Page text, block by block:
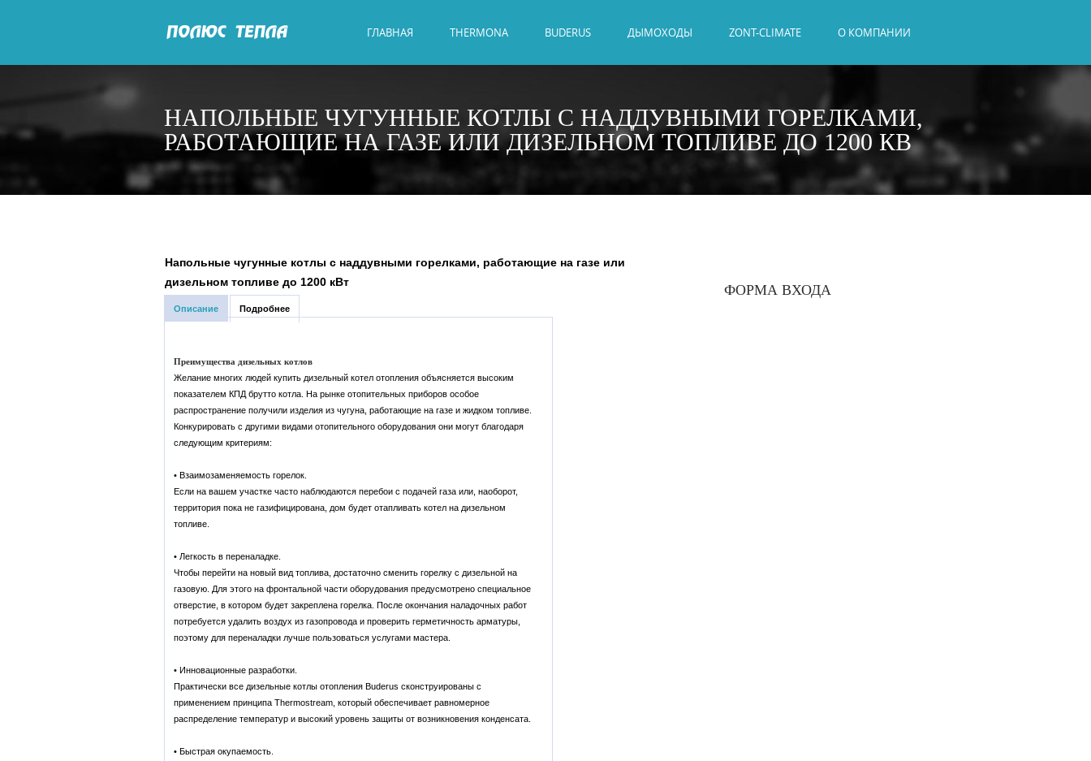
ГЛАВНАЯ THERMONA BUDERUS ДЫМОХОДЫ ZONT-CLIMATE О КОМПАНИИ
НАПОЛЬНЫЕ ЧУГУННЫЕ КОТЛЫ С НАДДУВНЫМИ ГОРЕЛКАМИ,
РАБОТАЮЩИЕ НА ГАЗЕ ИЛИ ДИЗЕЛЬНОМ ТОПЛИВЕ ДО 1200 КВ
Напольные чугунные котлы с наддувными горелками, работающие на газе или
дизельном топливе до 1200 кВт
Описание Подробнее
Преимущества дизельных котлов
Желание многих людей купить дизельный котел отопления объясняется высоким
показателем КПД брутто котла. На рынке отопительных приборов особое
распространение получили изделия из чугуна, работающие на газе и жидком топливе.
Конкурировать с другими видами отопительного оборудования они могут благодаря
следующим критериям:
• Взаимозаменяемость горелок.
Если на вашем участке часто наблюдаются перебои с подачей газа или, наоборот,
территория пока не газифицирована, дом будет отапливать котел на дизельном
топливе.
• Легкость в переналадке.
Чтобы перейти на новый вид топлива, достаточно сменить горелку с дизельной на
газовую. Для этого на фронтальной части оборудования предусмотрено специальное
отверстие, в котором будет закреплена горелка. После окончания наладочных работ
потребуется удалить воздух из газопровода и проверить герметичность арматуры,
поэтому для переналадки лучше пользоваться услугами мастера.
• Инновационные разработки.
Практически все дизельные котлы отопления Buderus сконструированы с
применением принципа Thermostream, который обеспечивает равномерное
распределение температур и высокий уровень защиты от возникновения конденсата.
• Быстрая окупаемость.
ФОРМА ВХОДА